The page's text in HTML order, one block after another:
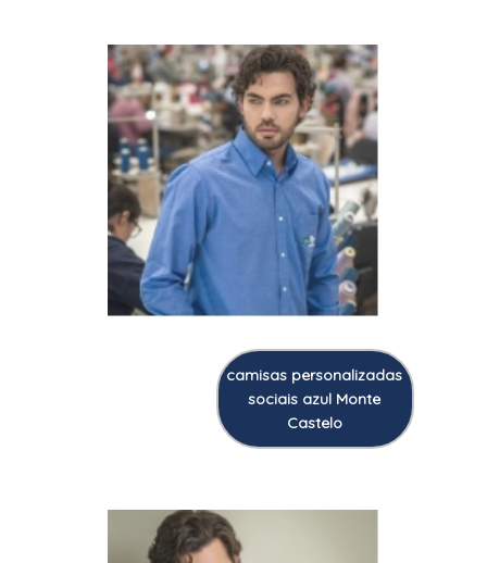
camisas personalizadas
sociais azul Monte
Castelo